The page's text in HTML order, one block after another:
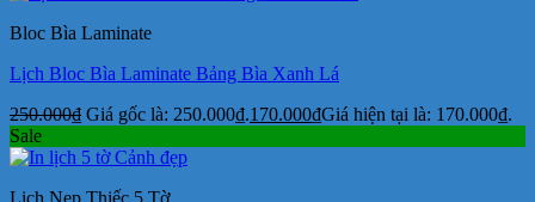
Bloc Bìa Laminate
Lịch Bloc Bìa Laminate Bảng Bìa Xanh Lá
250.000₫ Giá gốc là: 250.000₫.170.000₫Giá hiện tại là: 170.000₫.
Sale
Lịch Nẹp Thiếc 5 Tờ